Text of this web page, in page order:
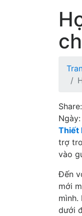
Share:
Thiết
trợ
vào
Đến
mới
dưới